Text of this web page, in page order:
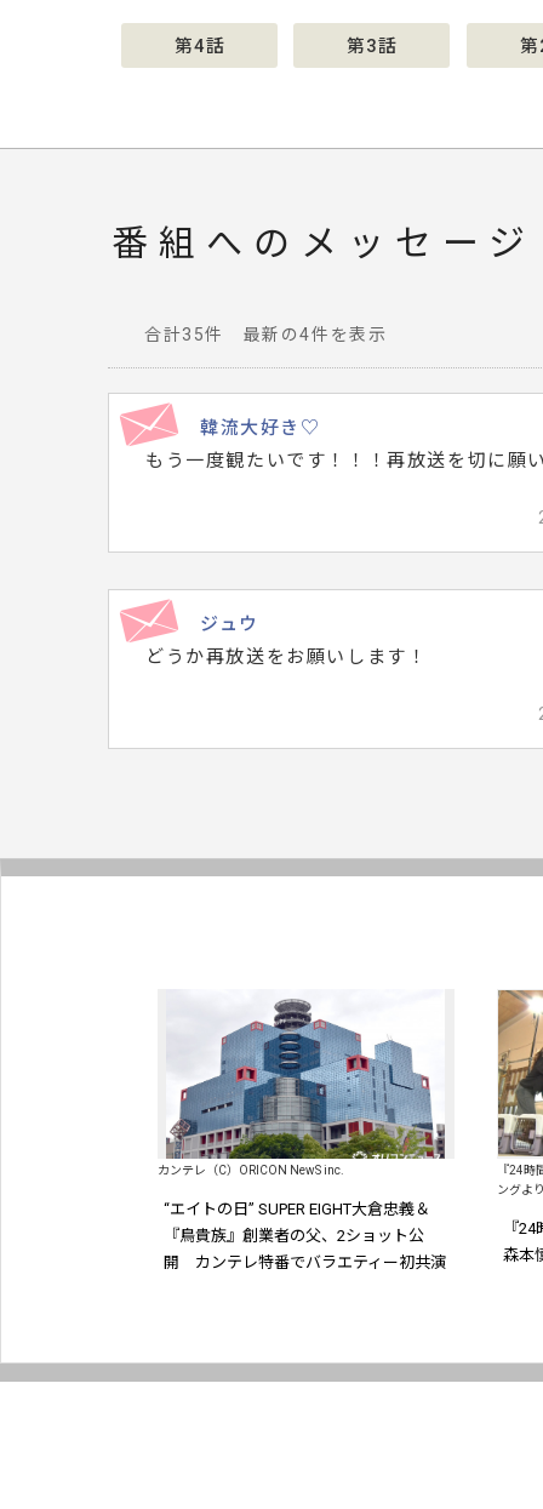
第4話 第3話
番組へのメッセージ
組
へ
寄
れ
た
メ
ち
合計35件 最新の4件を表示
韓流大好き♡
もう一度観たいです！！！再放送を切に願
ジュウ
どうか再放送をお願いします！
カンテレ（C）ORICON NewS inc.
“エイトの日” SUPER EIGHT大倉忠義＆
『鳥貴族』創業者の父、2ショット公
開 カンテレ特番でバラエティー初共演
『24
ングよ
『
森本